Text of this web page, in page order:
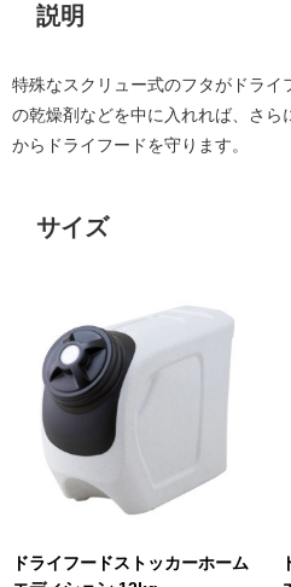
説明
特殊なスクリュー式のフタがドライ
の乾燥剤などを中に入れれば、さら
からドライフードを守ります。
サイズ
ドライフードストッカーホーム